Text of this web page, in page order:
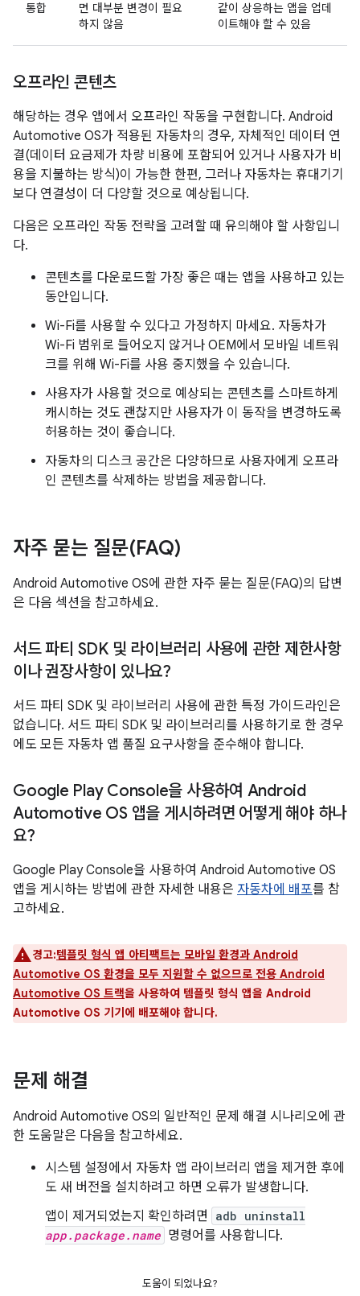
통합
면 대부분 변경이 필요
하지 않음
같이 상응하는 앱을 업데
이트해야 할 수 있음
오프라인 콘텐츠
해당하는 경우 앱에서 오프라인 작동을 구현합니다. Android
Automotive OS가 적용된 자동차의 경우, 자체적인 데이터 연
결(데이터 요금제가 차량 비용에 포함되어 있거나 사용자가 비
용을 지불하는 방식)이 가능한 한편, 그러나 자동차는 휴대기기
보다 연결성이 더 다양할 것으로 예상됩니다.
다음은 오프라인 작동 전략을 고려할 때 유의해야 할 사항입니
다.
콘텐츠를 다운로드할 가장 좋은 때는 앱을 사용하고 있는
동안입니다.
Wi-Fi를 사용할 수 있다고 가정하지 마세요. 자동차가
Wi-Fi 범위로 들어오지 않거나 OEM에서 모바일 네트워
크를 위해 Wi-Fi를 사용 중지했을 수 있습니다.
사용자가 사용할 것으로 예상되는 콘텐츠를 스마트하게
캐시하는 것도 괜찮지만 사용자가 이 동작을 변경하도록
허용하는 것이 좋습니다.
자동차의 디스크 공간은 다양하므로 사용자에게 오프라
인 콘텐츠를 삭제하는 방법을 제공합니다.
자주 묻는 질문(FAQ)
Android Automotive OS에 관한 자주 묻는 질문(FAQ)의 답변
은 다음 섹션을 참고하세요.
서드 파티 SDK 및 라이브러리 사용에 관한 제한사항
이나 권장사항이 있나요?
서드 파티 SDK 및 라이브러리 사용에 관한 특정 가이드라인은
없습니다. 서드 파티 SDK 및 라이브러리를 사용하기로 한 경우
에도 모든 자동차 앱 품질 요구사항을 준수해야 합니다.
Google Play Console을 사용하여 Android
Automotive OS 앱을 게시하려면 어떻게 해야 하나
요?
Google Play Console을 사용하여 Android Automotive OS
앱을 게시하는 방법에 관한 자세한 내용은 자동차에 배포를 참
고하세요.
경고:템플릿 형식 앱 아티팩트는 모바일 환경과 Android
Automotive OS 환경을 모두 지원할 수 없으므로 전용 Android
Automotive OS 트랙을 사용하여 템플릿 형식 앱을 Android
Automotive OS 기기에 배포해야 합니다.
문제 해결
Android Automotive OS의 일반적인 문제 해결 시나리오에 관
한 도움말은 다음을 참고하세요.
시스템 설정에서 자동차 앱 라이브러리 앱을 제거한 후에
도 새 버전을 설치하려고 하면 오류가 발생합니다.
앱이 제거되었는지 확인하려면
adb uninstall
app.package.name 명령어를 사용합니다.
도움이 되었나요?